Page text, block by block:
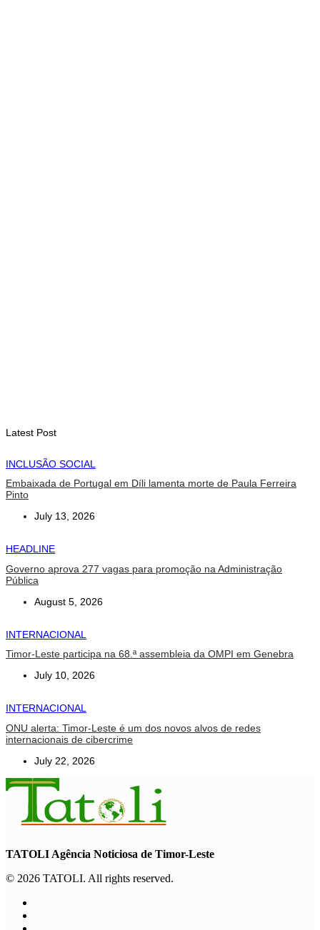
Latest Post
INCLUSÃO SOCIAL
Embaixada de Portugal em Díli lamenta morte de Paula Ferreira
Pinto
July 13, 2026
HEADLINE
Governo aprova 277 vagas para promoção na Administração
Pública
August 5, 2026
INTERNACIONAL
Timor-Leste participa na 68.ª assembleia da OMPI em Genebra
July 10, 2026
INTERNACIONAL
ONU alerta: Timor-Leste é um dos novos alvos de redes
internacionais de cibercrime
July 22, 2026
TATOLI Agência Noticiosa de Timor-Leste
© 2026 TATOLI. All rights reserved.